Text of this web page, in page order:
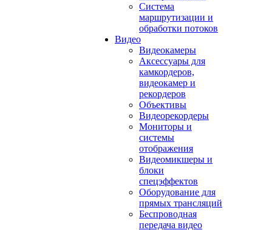
Система
маршрутизации и
обработки потоков
Видео
Видеокамеры
Аксессуары для
камкордеров,
видеокамер и
рекордеров
Объективы
Видеорекордеры
Мониторы и
системы
отображения
Видеомикшеры и
блоки
спецэффектов
Оборудование для
прямых трансляций
Беспроводная
передача видео